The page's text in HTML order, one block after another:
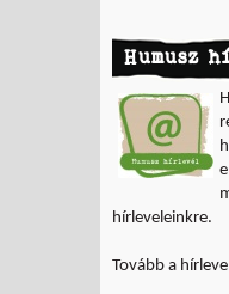
Humusz
hírleveleinkre.
Tovább a